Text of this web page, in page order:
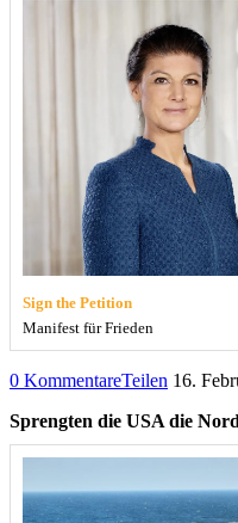
Sign the Petition
Manifest für Frieden
0 KommentareTeilen 16.
Sprengten die USA die